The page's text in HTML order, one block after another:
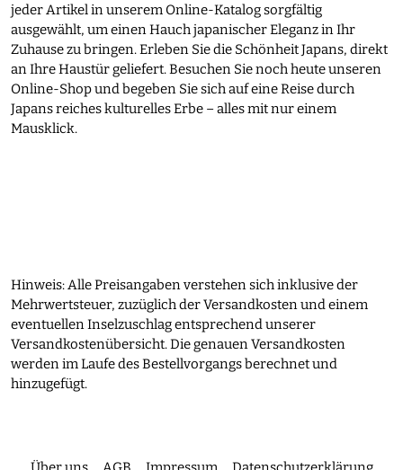
jeder Artikel in unserem Online-Katalog sorgfältig
ausgewählt, um einen Hauch japanischer Eleganz in Ihr
Zuhause zu bringen. Erleben Sie die Schönheit Japans, direkt
an Ihre Haustür geliefert. Besuchen Sie noch heute unseren
Online-Shop und begeben Sie sich auf eine Reise durch
Japans reiches kulturelles Erbe – alles mit nur einem
Mausklick.
Hinweis: Alle Preisangaben verstehen sich inklusive der
Mehrwertsteuer, zuzüglich der Versandkosten und einem
eventuellen Inselzuschlag entsprechend unserer
Versandkostenübersicht. Die genauen Versandkosten
werden im Laufe des Bestellvorgangs berechnet und
hinzugefügt.